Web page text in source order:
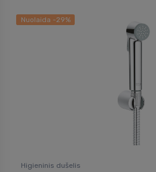
Nuolaida -29%
Higieninis dušelis